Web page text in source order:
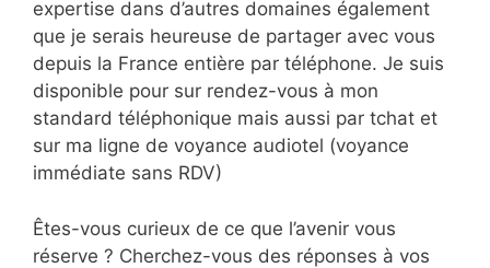
expertise dans d’autres domaines également
que je serais heureuse de partager avec vous
depuis la France entière par téléphone. Je suis
disponible pour sur rendez-vous à mon
standard téléphonique mais aussi par tchat et
sur ma ligne de voyance audiotel (voyance
immédiate sans RDV)
Êtes-vous curieux de ce que l’avenir vous
réserve ? Cherchez-vous des réponses à vos